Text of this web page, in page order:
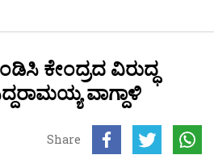
ಕೇಂದ್ರದ ವಿರುದ್ಧ
ವಾಗ್ದಾಳಿ
Share